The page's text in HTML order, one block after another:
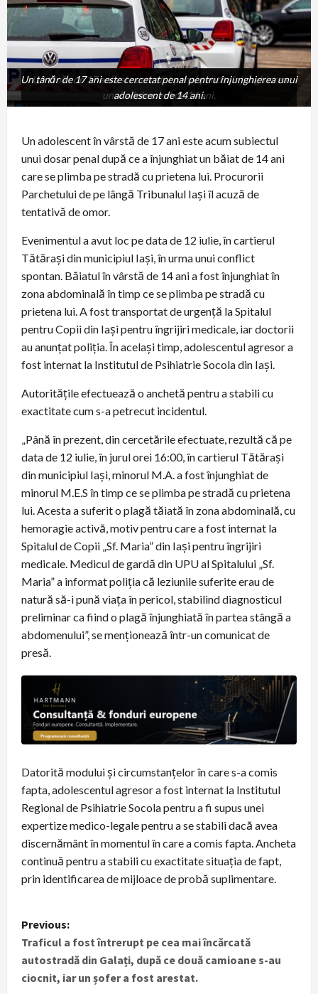
Un tânăr de 17 ani este cercetat penal pentru înjunghierea
unui adolescent de 14 ani.
Un tânăr de 17 ani este cercetat penal pentru înjunghierea unui
adolescent de 14 ani.
Un adolescent în vârstă de 17 ani este acum subiectul
unui dosar penal după ce a înjunghiat un băiat de 14 ani
care se plimba pe stradă cu prietena lui. Procurorii
Parchetului de pe lângă Tribunalul Iași îl acuză de
tentativă de omor.
Evenimentul a avut loc pe data de 12 iulie, în cartierul
Tătărași din municipiul Iași, în urma unui conflict
spontan. Băiatul în vârstă de 14 ani a fost înjunghiat în
zona abdominală în timp ce se plimba pe stradă cu
prietena lui. A fost transportat de urgență la Spitalul
pentru Copii din Iași pentru îngrijiri medicale, iar doctorii
au anunțat poliția. În același timp, adolescentul agresor a
fost internat la Institutul de Psihiatrie Socola din Iași.
Autoritățile efectuează o anchetă pentru a stabili cu
exactitate cum s-a petrecut incidentul.
„Până în prezent, din cercetările efectuate, rezultă că pe
data de 12 iulie, în jurul orei 16:00, în cartierul Tătărași
din municipiul Iași, minorul M.A. a fost înjunghiat de
minorul M.E.S în timp ce se plimba pe stradă cu prietena
lui. Acesta a suferit o plagă tăiată în zona abdominală, cu
hemoragie activă, motiv pentru care a fost internat la
Spitalul de Copii „Sf. Maria” din Iași pentru îngrijiri
medicale. Medicul de gardă din UPU al Spitalului „Sf.
Maria” a informat poliția că leziunile suferite erau de
natură să-i pună viața în pericol, stabilind diagnosticul
preliminar ca fiind o plagă înjunghiată în partea stângă a
abdomenului”, se menționează într-un comunicat de
presă.
Datorită modului și circumstanțelor în care s-a comis
fapta, adolescentul agresor a fost internat la Institutul
Regional de Psihiatrie Socola pentru a fi supus unei
expertize medico-legale pentru a se stabili dacă avea
discernământ în momentul în care a comis fapta. Ancheta
continuă pentru a stabili cu exactitate situația de fapt,
prin identificarea de mijloace de probă suplimentare.
P
o
s
Previous:
Traficul a fost întrerupt pe cea mai încărcată
autostradă din Galați, după ce două camioane s-au
ciocnit, iar un șofer a fost arestat.